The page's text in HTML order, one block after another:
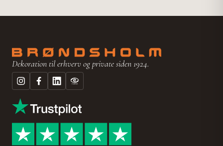
Dekoration til erhverv og private siden 1924.